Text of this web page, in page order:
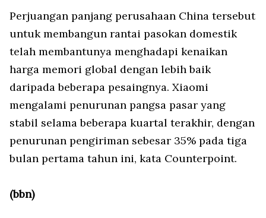
Perjuangan panjang perusahaan China tersebut
untuk membangun rantai pasokan domestik
telah membantunya menghadapi kenaikan
harga memori global dengan lebih baik
daripada beberapa pesaingnya. Xiaomi
mengalami penurunan pangsa pasar yang
stabil selama beberapa kuartal terakhir, dengan
penurunan pengiriman sebesar 35% pada tiga
bulan pertama tahun ini, kata Counterpoint.
(bbn)